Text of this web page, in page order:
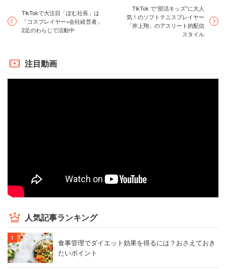
めるために、TikTokライブクリエイターになりました。
――どのような活動をしているんですか？
現在の主な活動は、アーティストとしてのパフォーマンス
と振興活動です。振興活動では子どもたちにダブルダッチ
――活動拠点はどこですか？
拠点は日本・東京ですが、ダブルダッチはワールドワイド
に人気があるスポーツなので、海外に伺うこともありま
す。7月はカナダのイベントに出てパフォーマンスを行い
ました。9月には香港に行ってパフォーマンスや小学校で
TikTokで大注目「ぽむ社長」は
「コスプレイヤー×会社経営者」
2足のわらじで活動中
TikTok で“部活キッズ”に大人
気！のソフトテニスプレイヤー
「井上翔」のアスリート的配信
スタイル
注目動画
人気記事ランキング
食事管理でダイエット効果を得るには？おさえておき
たいポイント